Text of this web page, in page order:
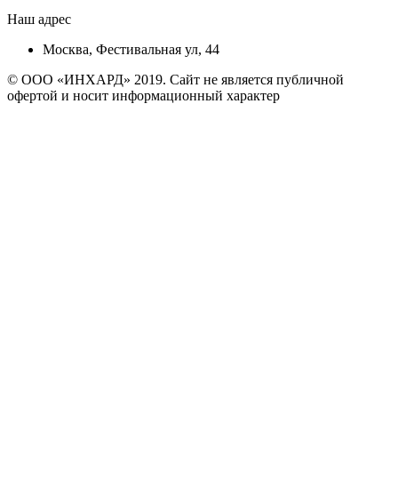
Наш адрес
Москва, Фестивальная ул, 44
© ООО «ИНХАРД» 2019. Сайт не является публичной
офертой и носит информационный характер